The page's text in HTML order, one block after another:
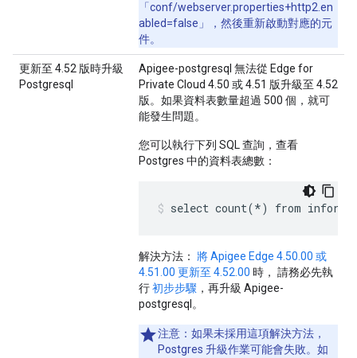
「conf/webserver.properties+http2.en
abled=false」，然後重新啟動對應的元
件。
更新至 4.52 版時升級
Postgresql
Apigee-postgresql 無法從 Edge for
Private Cloud 4.50 或 4.51 版升級至 4.52
版。如果資料表數量超過 500 個，就可
能發生問題。
您可以執行下列 SQL 查詢，查看
Postgres 中的資料表總數：
select count(*) from
解決方法： 將 Apigee Edge 4.50.00 或
4.51.00 更新至 4.52.00 時， 請務必先執
行初步步驟 ，再升級 Apigee-
postgresql。
注意： 如果未採用這項解決方法，
Postgres 升級作業可能會失敗。如